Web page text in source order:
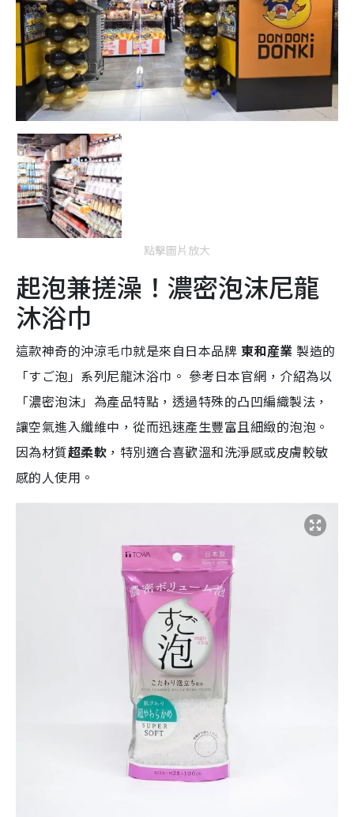
點擊圖片放大
起泡兼搓澡！濃密泡沫尼龍
沐浴巾
這款神奇的沖涼毛巾就是來自日本品牌 東和産業 製造的
「すご泡」系列尼龍沐浴巾。 參考日本官網，介紹為以
「濃密泡沫」為產品特點，透過特殊的凸凹編織製法，
讓空氣進入纖維中，從而迅速產生豐富且細緻的泡泡。
因為材質超柔軟 ，特別適合喜歡溫和洗淨感或皮膚較敏
感的人使用。